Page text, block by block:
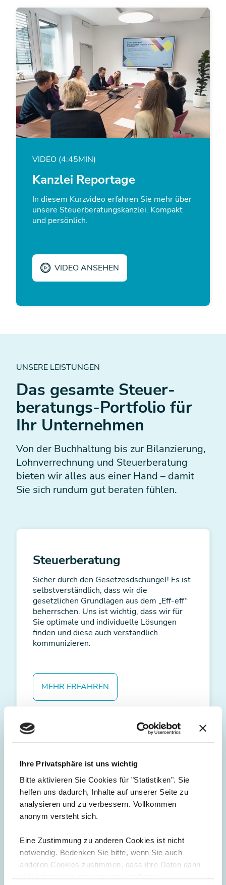
Ihre Privatsphäre ist uns wichtig
Bitte aktivieren Sie Cookies für "Statistiken". Sie
helfen uns dadurch, Inhalte auf unserer Seite zu
analysieren und zu verbessern. Vollkommen
anonym versteht sich.
Eine Zustimmung zu anderen Cookies ist nicht
notwendig. Bedenken Sie bitte, wenn Sie auch
anderen Cookies zustimmen, dass ihre Daten dann
möglicherweise mit weiteren von Ihnen
VIDEO (4:45MIN)
Kanzlei Reportage
In diesem Kurzvideo erfahren Sie mehr über
unsere Steuerberatungskanzlei. Kompakt
und persönlich.
VIDEO ANSEHEN
UNSERE LEISTUNGEN
Das gesamte Steuer­
beratungs-Portfolio für
Ihr Unternehmen
Von der Buchhaltung bis zur Bilanzierung,
Lohnverrechnung und Steuerberatung
bieten wir alles aus einer Hand – damit
Sie sich rundum gut beraten fühlen.
Steuerberatung
Sicher durch den Gesetzesdschungel! Es ist
selbstverständlich, dass wir die
gesetzlichen Grundlagen aus dem „Eff-eff“
beherrschen. Uns ist wichtig, dass wir für
Sie optimale und individuelle Lösungen
finden und diese auch verständlich
kommunizieren.
MEHR ERFAHREN
Buchhaltung
Am Anfang sind die Belege. Und wir lieben
Belege! Sie sind die Basis für eine korrekte
Buchhaltung. Von uns bekommen Sie
jederzeit einen guten Überblick über Ihren
wirtschaftlichen Erfolg haben. So können
Sie agieren statt reagieren.